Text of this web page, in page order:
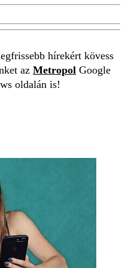
hírekért kövess
az Metropol Google
oldalán is!